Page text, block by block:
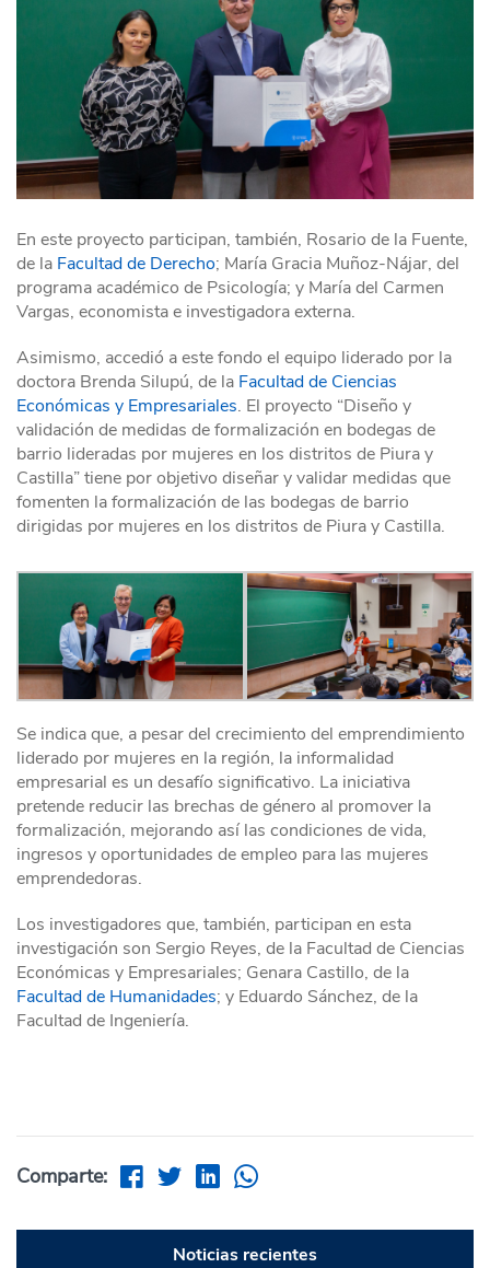
En este proyecto participan, también, Rosario de la Fuente,
de la Facultad de Derecho; María Gracia Muñoz-Nájar, del
programa académico de Psicología; y María del Carmen
Vargas, economista e investigadora externa.
Asimismo, accedió a este fondo el equipo liderado por la
doctora Brenda Silupú, de la Facultad de Ciencias
Económicas y Empresariales. El proyecto “Diseño y
validación de medidas de formalización en bodegas de
barrio lideradas por mujeres en los distritos de Piura y
Castilla” tiene por objetivo diseñar y validar medidas que
fomenten la formalización de las bodegas de barrio
dirigidas por mujeres en los distritos de Piura y Castilla.
Se indica que, a pesar del crecimiento del emprendimiento
liderado por mujeres en la región, la informalidad
empresarial es un desafío significativo. La iniciativa
pretende reducir las brechas de género al promover la
formalización, mejorando así las condiciones de vida,
ingresos y oportunidades de empleo para las mujeres
emprendedoras.
Los investigadores que, también, participan en esta
investigación son Sergio Reyes, de la Facultad de Ciencias
Económicas y Empresariales; Genara Castillo, de la
Facultad de Humanidades; y Eduardo Sánchez, de la
Facultad de Ingeniería.
Comparte:
Noticias recientes